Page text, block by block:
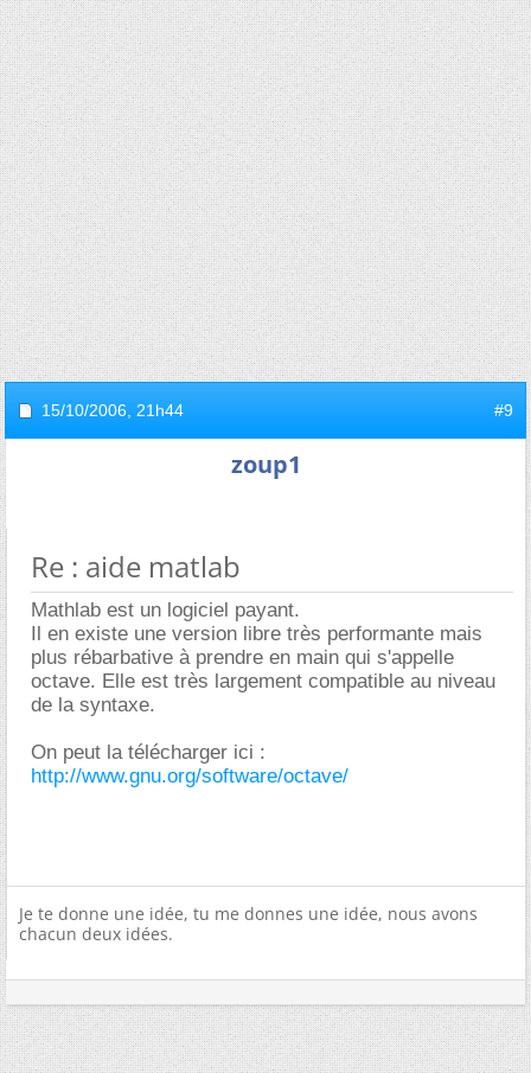
15/10/2006, 21h44 #9
zoup1
Re : aide matlab
Mathlab est un logiciel payant.
Il en existe une version libre très performante mais
plus rébarbative à prendre en main qui s'appelle
octave. Elle est très largement compatible au niveau
de la syntaxe.
On peut la télécharger ici :
http://www.gnu.org/software/octave/
Je te donne une idée, tu me donnes une idée, nous avons
chacun deux idées.